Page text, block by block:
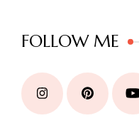
FOLLOW ME